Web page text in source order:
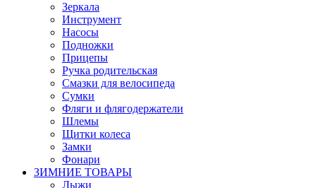
Зеркала
Инструмент
Насосы
Подножки
Прицепы
Ручка родительская
Смазки для велосипеда
Сумки
Фляги и флягодержатели
Шлемы
Щитки колеса
Замки
Фонари
ЗИМНИЕ ТОВАРЫ
Лыжи